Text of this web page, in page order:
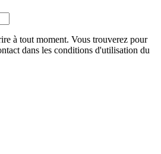
à tout moment. Vous trouverez pour
dans les conditions d'utilisation du